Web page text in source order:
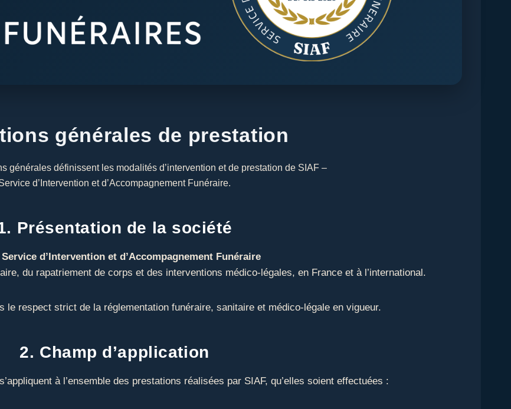
générales de prestation
générales définissent les modalités d’intervention et de prestation de SIAF –
d’Intervention et d’Accompagnement Funéraire.
Présentation de la société
d’Intervention et d’Accompagnement Funéraire
du rapatriement de corps et des interventions médico-légales, en France et à l’international.
le respect strict de la réglementation funéraire, sanitaire et médico-légale en vigueur.
2. Champ d’application
à l’ensemble des prestations réalisées par SIAF, qu’elles soient effectuées :